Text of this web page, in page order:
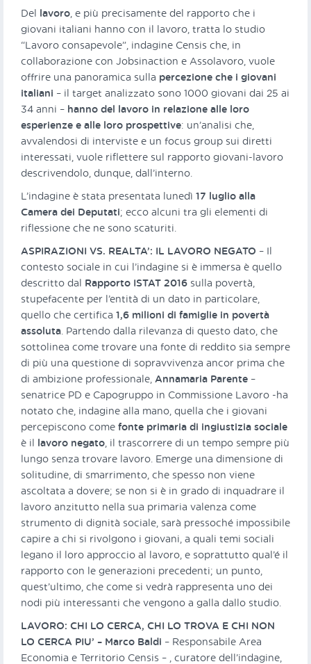
Del lavoro, e più precisamente del rapporto che i
giovani italiani hanno con il lavoro, tratta lo studio
“Lavoro consapevole”, indagine Censis che, in
collaborazione con Jobsinaction e Assolavoro, vuole
offrire una panoramica sulla percezione che i giovani
italiani – il target analizzato sono 1000 giovani dai 25 ai
34 anni – hanno del lavoro in relazione alle loro
esperienze e alle loro prospettive: un’analisi che,
avvalendosi di interviste e un focus group sui diretti
interessati, vuole riflettere sul rapporto giovani-lavoro
descrivendolo, dunque, dall’interno.
L’indagine è stata presentata lunedì 17 luglio alla
Camera dei Deputati; ecco alcuni tra gli elementi di
riflessione che ne sono scaturiti.
ASPIRAZIONI VS. REALTA’: IL LAVORO NEGATO – Il
contesto sociale in cui l’indagine si è immersa è quello
descritto dal
Rapporto ISTAT 2016 sulla povertà,
stupefacente per l’entità di un dato in particolare,
quello che certifica 1,6 milioni di famiglie in povertà
assoluta. Partendo dalla rilevanza di questo dato, che
sottolinea come trovare una fonte di reddito sia sempre
di più una questione di sopravvivenza ancor prima che
di ambizione professionale, Annamaria Parente –
senatrice PD e Capogruppo in Commissione Lavoro -ha
notato che, indagine alla mano, quella che i giovani
percepiscono come fonte primaria di ingiustizia sociale
è il lavoro negato, il trascorrere di un tempo sempre più
lungo senza trovare lavoro. Emerge una dimensione di
solitudine, di smarrimento, che spesso non viene
ascoltata a dovere; se non si è in grado di inquadrare il
lavoro anzitutto nella sua primaria valenza come
strumento di dignità sociale, sarà pressoché impossibile
capire a chi si rivolgono i giovani, a quali temi sociali
legano il loro approccio al lavoro, e soprattutto qual’é il
rapporto con le generazioni precedenti; un punto,
quest’ultimo, che come si vedrà rappresenta uno dei
nodi più interessanti che vengono a galla dallo studio.
LAVORO: CHI LO CERCA, CHI LO TROVA E CHI NON
LO CERCA PIU’ – Marco Baldi – Responsabile Area
Economia e Territorio Censis – , curatore dell’indagine,